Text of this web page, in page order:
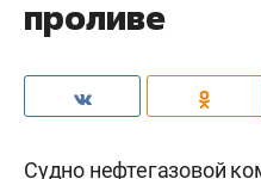
проливе
Судно нефтегазовой